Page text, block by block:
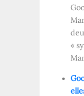
«